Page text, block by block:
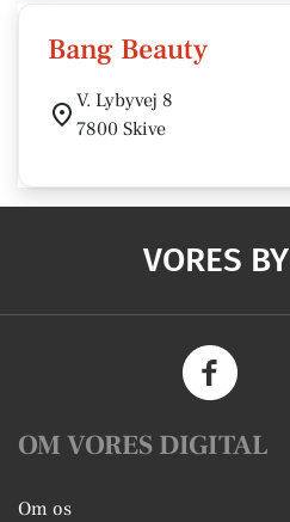
Bang Beauty
V. Lybyvej 8
7800 Skive
VORES BY
OM VORES DIGITAL
Om os